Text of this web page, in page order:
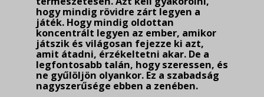
hogy mindig rövidre zárt legyen a
játék. Hogy mindig oldottan
koncentrált legyen az ember, amikor
játszik és világosan fejezze ki azt,
amit átadni, érzékeltetni akar. De a
legfontosabb talán, hogy sze­ressen, és
ne gyűlöljön olyankor. Ez a szabadság
nagyszerűsége ebben a zenében.